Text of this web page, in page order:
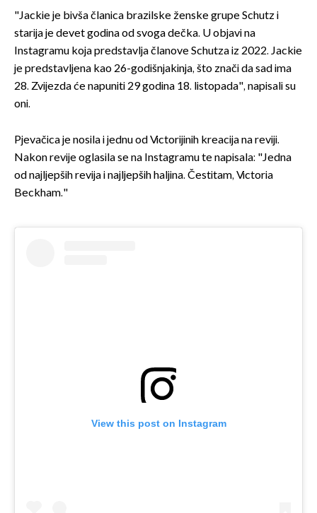
"Jackie je bivša članica brazilske ženske grupe Schutz i
starija je devet godina od svoga dečka. U objavi na
Instagramu koja predstavlja članove Schutza iz 2022. Jackie
je predstavljena kao 26-godišnjakinja, što znači da sad ima
28. Zvijezda će napuniti 29 godina 18. listopada", napisali su
oni.
Pjevačica je nosila i jednu od Victorijinih kreacija na reviji.
Nakon revije oglasila se na Instagramu te napisala: "Jedna
od najljepših revija i najljepših haljina. Čestitam, Victoria
Beckham."
View this post on Instagram